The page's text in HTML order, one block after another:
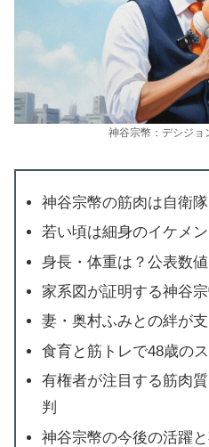
神谷宗幣：デシジョ
神谷宗幣の筋肉は自衛
若い頃は細身のイケメ
身長・体重は？公表数
家系図が証明する神谷
妻・奥村ふみとの絆が
食育と筋トレで48歳の
有権者が注目する筋肉
判
神谷宗幣の今後の活躍